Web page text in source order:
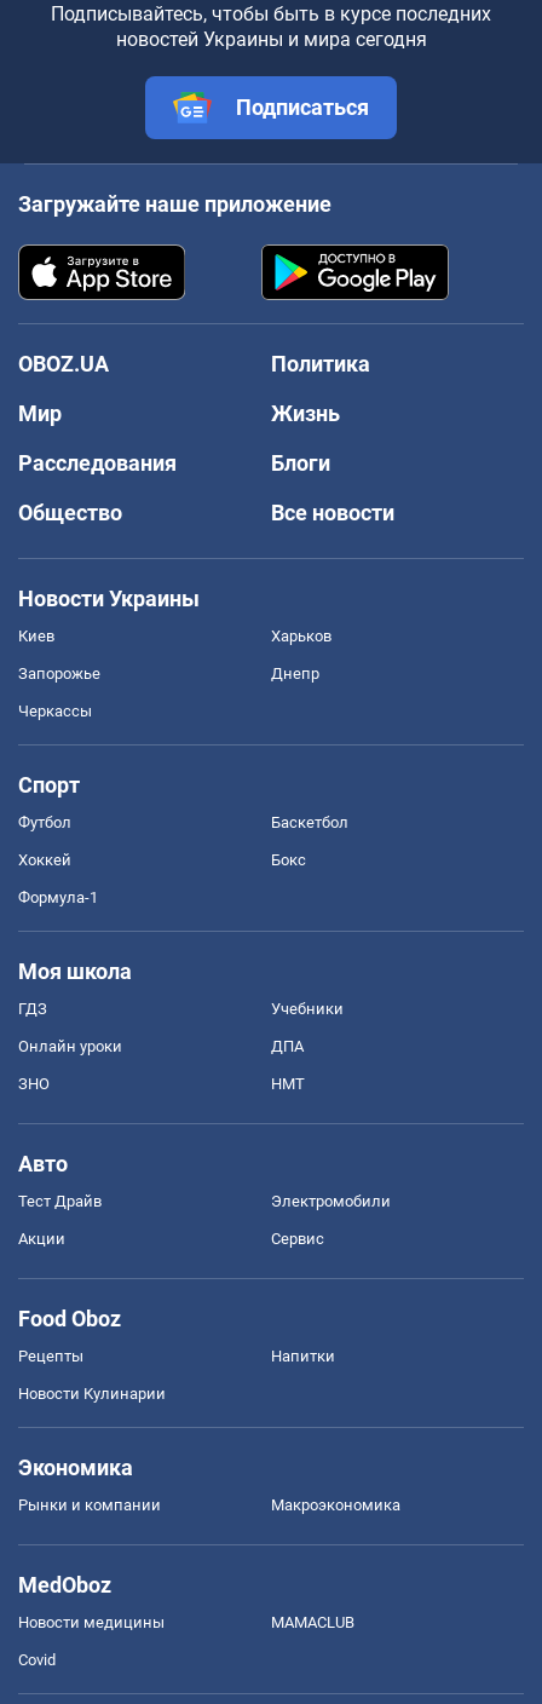
Подписывайтесь, чтобы быть в курсе последних
новостей Украины и мира сегодня
Подписаться
Загружайте наше приложение
OBOZ.UA
Политика
Мир
Жизнь
Расследования
Блоги
Общество
Все новости
Новости Украины
Киев Харьков
Запорожье Днепр
Черкассы
Спорт
Футбол Баскетбол
Хоккей Бокс
Формула-1
Моя школа
ГДЗ Учебники
Онлайн уроки ДПА
ЗНО НМТ
Авто
Тест Драйв Электромобили
Акции Сервис
Food Oboz
Рецепты Напитки
Новости Кулинарии
Экономика
Рынки и компании Mакроэкономика
MedOboz
Новости медицины MAMACLUB
Covid